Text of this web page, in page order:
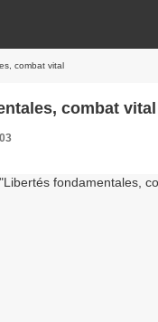
combat vital
combat vital